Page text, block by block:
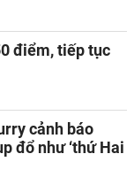
điểm, tiếp tục
cảnh báo
đổ như ‘thứ Hai